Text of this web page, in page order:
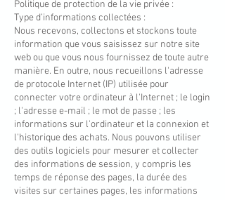
Politique de protection de la vie privée :
Type d’informations collectées :
Nous recevons, collectons et stockons toute
information que vous saisissez sur notre site
web ou que vous nous fournissez de toute autre
manière. En outre, nous recueillons l'adresse
de protocole Internet (IP) utilisée pour
connecter votre ordinateur à l'Internet ; le login
; l'adresse e-mail ; le mot de passe ; les
informations sur l'ordinateur et la connexion et
l'historique des achats. Nous pouvons utiliser
des outils logiciels pour mesurer et collecter
des informations de session, y compris les
temps de réponse des pages, la durée des
visites sur certaines pages, les informations